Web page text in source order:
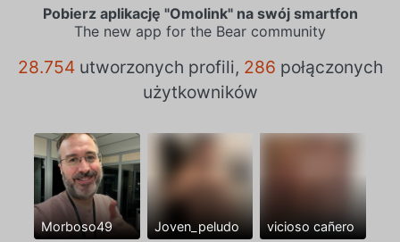
Pobierz aplikację "Omolink" na swój smartfon
The new app for the Bear community
28.754utworzonych profili, 286 połączonych
użytkowników
Morboso49 Joven_peludo vicioso cañero